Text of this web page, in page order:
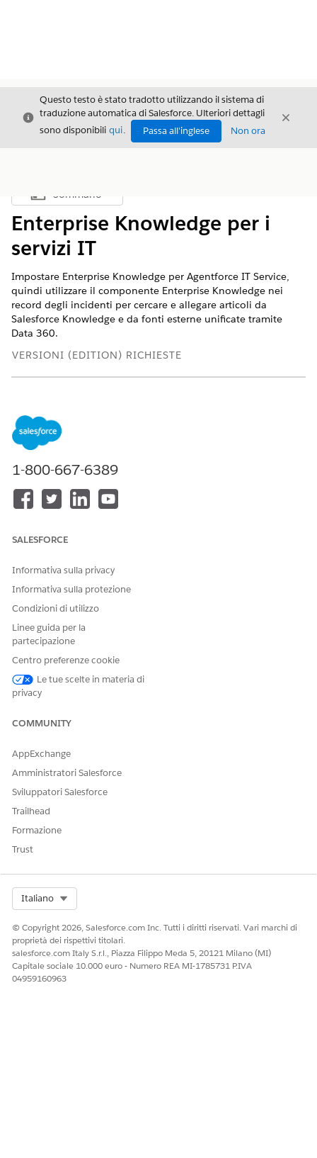
Chiudi
Questo testo è stato tradotto utilizzando il sistema di
traduzione automatica di Salesforce. Ulteriori dettagli
sono disponibili qui. Passa all'inglese Non ora
Chiudi
Mostra sommario
Sommario
Enterprise Knowledge per i
servizi IT
Impostare Enterprise Knowledge per Agentforce IT Service,
quindi utilizzare il componente Enterprise Knowledge nei
record degli incidenti per cercare e allegare articoli da
Salesforce Knowledge e da fonti esterne unificate tramite
Data 360.
VERSIONI (EDITION) RICHIESTE
Disponibile in:
Unlimited
Attivare Enterprise Knowledge per connettere il service
per attivare la funzione e quindi completare la
servizi IT
Utilizzare il componente Enterprise Knowledge per
visualizzare, cercare e allegare articoli da Salesforce
Knowledge e da fonti esterne agli incidenti.
QUESTO ARTICOLO HA RISOLTO IL PROBLEMA?
1-800-667-6389
SALESFORCE
Informativa sulla privacy
Informativa sulla protezione
Condizioni di utilizzo
Linee guida per la
partecipazione
Centro preferenze cookie
Le tue scelte in materia di
privacy
COMMUNITY
AppExchange
Amministratori Salesforce
Sviluppatori Salesforce
Trailhead
Formazione
Trust
Italiano
© Copyright 2026, Salesforce.com Inc. Tutti i diritti riservati. Vari marchi di
proprietà dei rispettivi titolari.
salesforce.com Italy S.r.l., Piazza Filippo Meda 5, 20121 Milano (MI)
Capitale sociale 10.000 euro - Numero REA MI-1785731 P.IVA
04959160963